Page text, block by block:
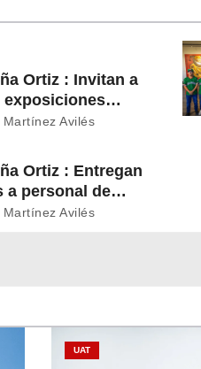
Ortiz : Invitan a
del Museo del
Reynosa
Martínez Avilés
Ortiz : Entregan
a personal de
Públicos de
Martínez Avilés
UAT